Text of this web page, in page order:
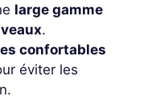
large gamme
.
confortables
éviter les